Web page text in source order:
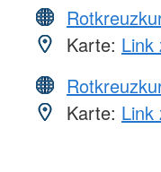
Karte: Link
Karte: Link